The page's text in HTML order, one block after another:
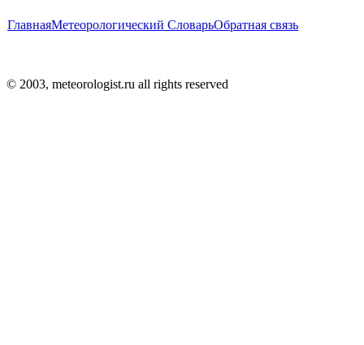
ГлавнаяМетеорологический СловарьОбратная связь
© 2003, meteorologist.ru all rights reserved